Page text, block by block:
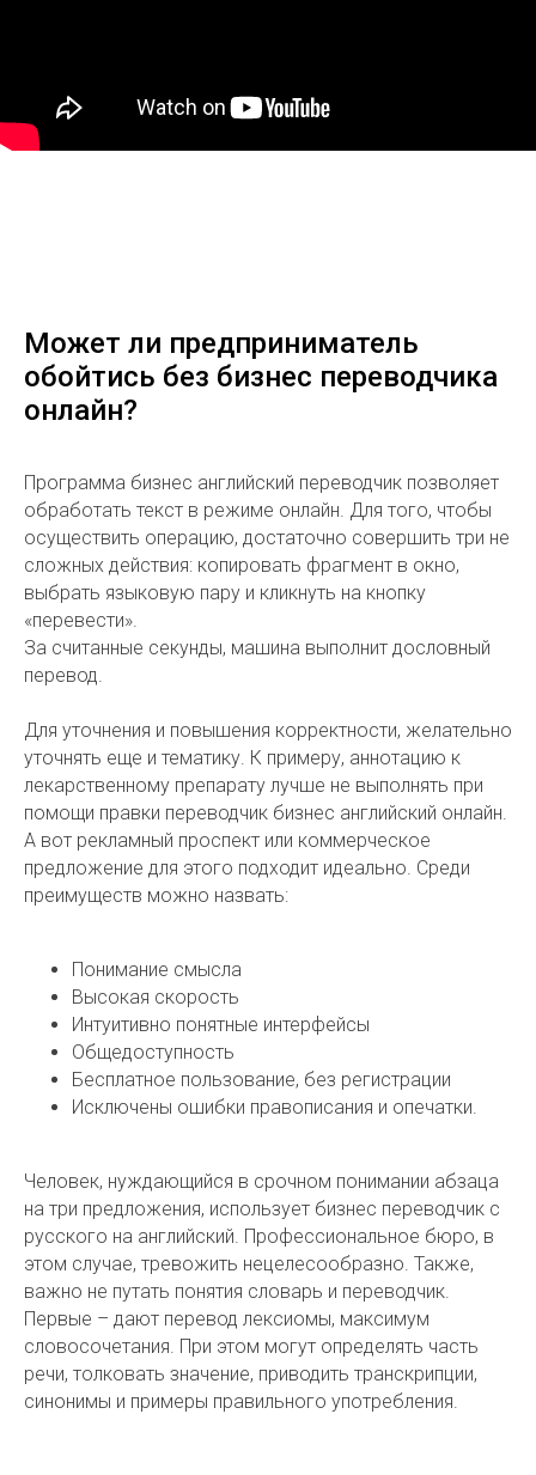
Может ли предприниматель
обойтись без бизнес переводчика
онлайн?
Программа бизнес английский переводчик позволяет
обработать текст в режиме онлайн. Для того, чтобы
осуществить операцию, достаточно совершить три не
сложных действия: копировать фрагмент в окно,
выбрать языковую пару и кликнуть на кнопку
«перевести».
За считанные секунды, машина выполнит дословный
перевод.
Для уточнения и повышения корректности, желательно
уточнять еще и тематику. К примеру, аннотацию к
лекарственному препарату лучше не выполнять при
помощи правки переводчик бизнес английский онлайн.
А вот рекламный проспект или коммерческое
предложение для этого подходит идеально. Среди
преимуществ можно назвать:
Понимание смысла
Высокая скорость
Интуитивно понятные интерфейсы
Общедоступность
Бесплатное пользование, без регистрации
Исключены ошибки правописания и опечатки.
Человек, нуждающийся в срочном понимании абзаца
на три предложения, использует бизнес переводчик с
русского на английский. Профессиональное бюро, в
этом случае, тревожить нецелесообразно. Также,
важно не путать понятия словарь и переводчик.
Первые – дают перевод лексиомы, максимум
словосочетания. При этом могут определять часть
речи, толковать значение, приводить транскрипции,
синонимы и примеры правильного употребления.